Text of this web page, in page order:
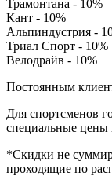
Трамонтана - 10%
Кант - 10%
Альпиндустрия -
Триал Спорт - 10%
Велодрайв - 10%
Постоянным
Для спортсменов
специальные цены
*Скидки не
проходящие по